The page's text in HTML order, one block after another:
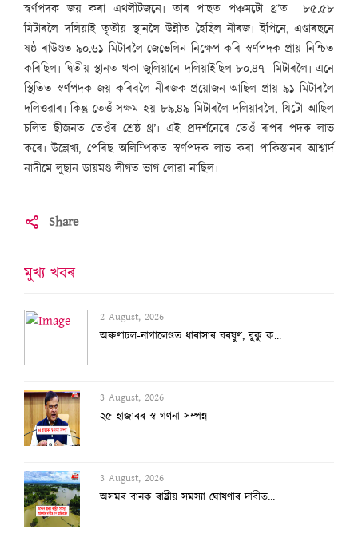
স্বৰ্ণপদক জয় কৰা এথলীটজনে৷ তাৰ পাছত পঞ্চমটো থ্ৰ’ত ৮৫.৫৮
মিটাৰলৈ দলিয়াই তৃতীয় স্থানলৈ উন্নীত হৈছিল নীৰজ৷ ইপিনে, এণ্ডাৰছনে
ষষ্ঠ ৰাউণ্ডত ৯০.৬১ মিটাৰলৈ জেভেলিন নিক্ষেপ কৰি স্বৰ্ণপদক প্ৰায় নিশ্চিত
কৰিছিল৷ দ্বিতীয় স্থানত থকা জুলিয়ানে দলিয়াইছিল ৮০.৪৭ মিটাৰলৈ৷ এনে
স্থিতিত স্বৰ্ণপদক জয় কৰিবলৈ নীৰজক প্ৰয়োজন আছিল প্ৰায় ৯১ মিটাৰলৈ
দলিওৱাৰ৷ কিন্তু তেওঁ সক্ষম হয় ৮৯.৪৯ মিটাৰলৈ দলিয়াবলৈ, যিটো আছিল
চলিত ছীজনত তেওঁৰ শ্ৰেষ্ঠ থ্ৰ’৷ এই প্ৰদৰ্শনেৰে তেওঁ ৰূপৰ পদক লাভ
কৰে৷ উল্লেখ্য, পেৰিছ অলিম্পিকত স্বৰ্ণপদক লাভ কৰা পাকিস্তানৰ আশ্বাৰ্দ
নাদীমে লুছান ডায়মণ্ড লীগত ভাগ লোৱা নাছিল৷
Share
মুখ্য খবৰ
2 August, 2026
অৰুণাচল-নাগালেণ্ডত ধাৰাসাৰ বৰষুণ, বুকু ক...
3 August, 2026
২৫ হাজাৰৰ স্ব-গণনা সম্পন্ন
3 August, 2026
অসমৰ বানক ৰাষ্ট্ৰীয় সমস্যা ঘোষণাৰ দাবীত...